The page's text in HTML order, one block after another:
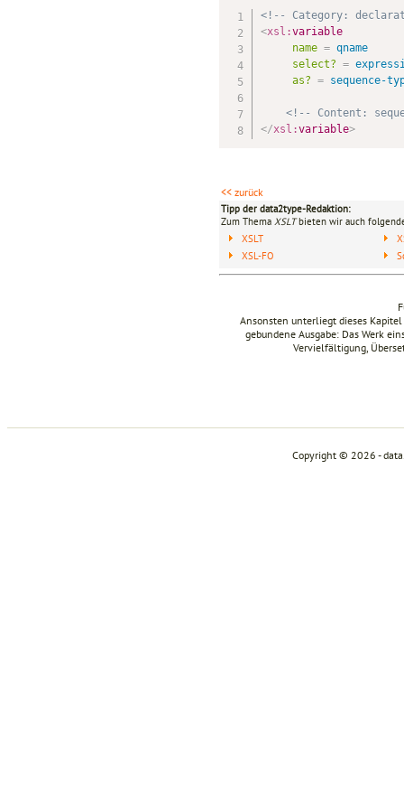
<!-- Category:
<xsl:variable
name = qname
select? =
as? = sequence-
<!-- Content:
</xsl:variable>
<< zurück
Tipp der data2type-Redaktion:
Zum Thema XSLTbieten wir auch
XSLT
XSL-FO
Ansonsten unterliegt dieses
gebundene Ausgabe: Das Werk
Vervielfältigung,
Copyright © 2026 -